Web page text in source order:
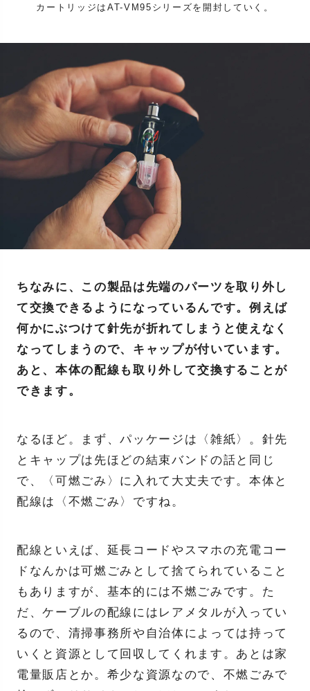
カートリッジはAT-VM95シリーズを開封していく。
ちなみに、この製品は先端のパーツを取り外し
て交換できるようになっているんです。例えば
何かにぶつけて針先が折れてしまうと使えなく
なってしまうので、キャップが付いています。
あと、本体の配線も取り外して交換することが
できます。
なるほど。まず、パッケージは〈雑紙〉。針先
とキャップは先ほどの結束バンドの話と同じ
で、〈可燃ごみ〉に入れて大丈夫です。本体と
配線は〈不燃ごみ〉ですね。
配線といえば、延長コードやスマホの充電コー
ドなんかは可燃ごみとして捨てられていること
もありますが、基本的には不燃ごみです。た
だ、ケーブルの配線にはレアメタルが入ってい
るので、清掃事務所や自治体によっては持って
いくと資源として回収してくれます。あとは家
電量販店とか。希少な資源なので、不燃ごみで